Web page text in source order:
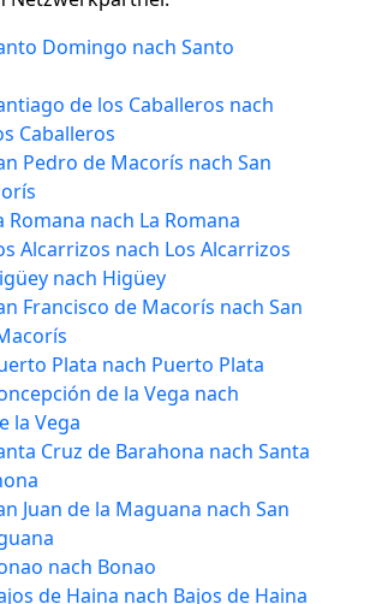
Domingo nach Santo
de los Caballeros nach
Caballeros
Pedro de Macorís nach San
Romana nach La Romana
Alcarrizos nach Los Alcarrizos
nach Higüey
Francisco de Macorís nach San
Plata nach Puerto Plata
de la Vega nach
la Vega
Cruz de Barahona nach Santa
Juan de la Maguana nach San
nach Bonao
de Haina nach Bajos de Haina